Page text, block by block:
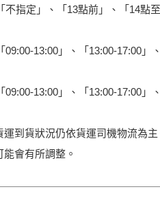
指定」、「13點前」、「14點
13:00」、「13:00-17:00」
13:00」、「13:00-17:00」
到貨狀況仍依貨運司機物流為主
會有所調整。